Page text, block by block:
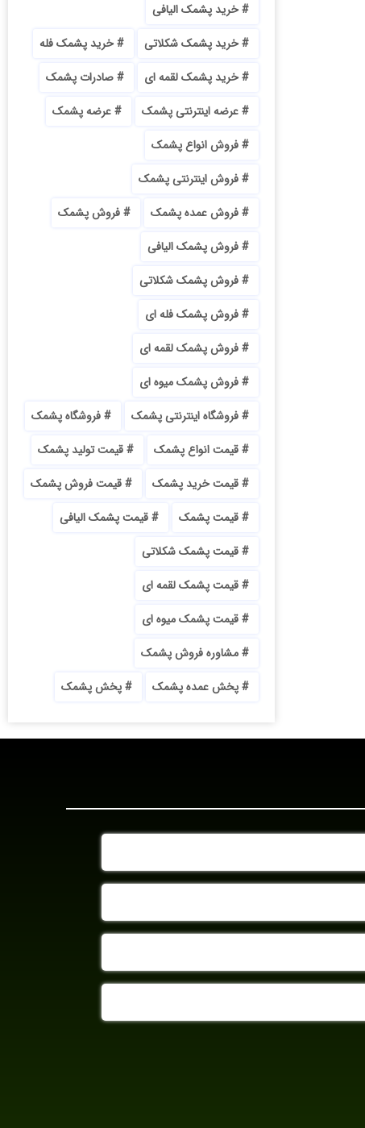
خرید پشمک الیافی
خرید پشمک شکلاتی
خرید پشمک فله
خرید پشمک لقمه ای
صادرات پشمک
عرضه اینترنتی پشمک
عرضه پشمک
فروش انواع پشمک
فروش اینترنتی پشمک
فروش عمده پشمک
فروش پشمک
فروش پشمک الیافی
فروش پشمک شکلاتی
فروش پشمک فله ای
فروش پشمک لقمه ای
فروش پشمک میوه ای
فروشگاه اینترنتی پشمک
فروشگاه پشمک
قیمت انواع پشمک
قیمت تولید پشمک
قیمت خرید پشمک
قیمت فروش پشمک
قیمت پشمک
قیمت پشمک الیافی
قیمت پشمک شکلاتی
قیمت پشمک لقمه ای
قیمت پشمک میوه ای
مشاوره فروش پشمک
پخش عمده پشمک
پخش پشمک